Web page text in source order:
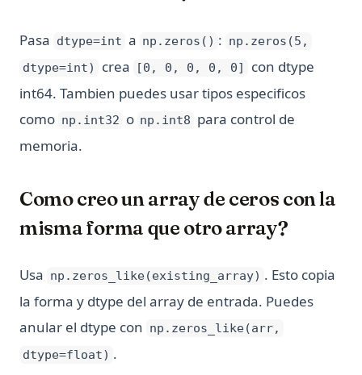
Pasa dtype=int a np.zeros() : np.zeros(5,
dtype=int)
crea [0, 0, 0, 0, 0]
con dtype
int64. Tambien puedes usar tipos especificos
como np.int32 o np.int8 para control de
memoria.
Como creo un array de ceros con la
misma forma que otro array?
Usa np.zeros_like(existing_array) . Esto copia
la forma y dtype del array de entrada. Puedes
anular el dtype con np.zeros_like(arr,
dtype=float) .